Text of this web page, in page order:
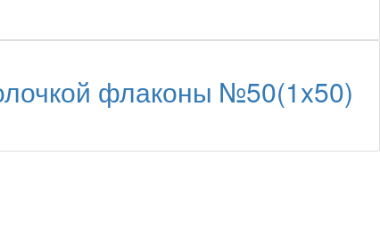
флаконы №50(1x50)